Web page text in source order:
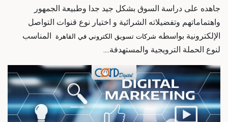
جاهده على دراسة السوق بشكل جيد جدا وطبيعة الجمهور
واهتماماتهم وتفضيلاته الشرائية و اختيار نوع قنوات التواصل
الإلكترونية بواسطه شركات تسويق الكتروني في القاهرة
المناسب
لنوع الحملة الترويجية والمستهدفة....